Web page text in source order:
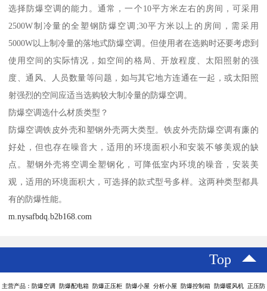
选择防爆空调的能力。通常，一个10平方米左右的房间，可采用
2500W制冷量的全塑钢防爆空调;30平方米以上的房间，需采用
5000W以上制冷量的落地式防爆空调。但使用者在选购时还要考虑到
使用空间的实际情况，如空间的格局、开放程度、太阳照射的强
度、通风、人员数量等问题，如与其它地方连通在一起，或太阳照
射强烈的空间应适当选购较大制冷量的防爆空调。
防爆空调选什么材质类型？
防爆空调铁皮外壳和塑钢外壳两大类型。铁皮外壳防爆空调有廉的
好处，但也存在噪音大，适用的环境面积小和安装不够美观的缺
点。塑钢外壳将空调全塑钢化，可降低室内环境的噪音，安装美
观，适用的环境面积大，可选择的款式型号多样。这两种类型都具
有的防爆性能。
m.nysafbdq.b2b168.com
Top
主营产品：防爆空调 防爆配电箱 防爆正压柜 防爆小屋 分析小屋 防爆控制箱 防爆暖风机 正压防